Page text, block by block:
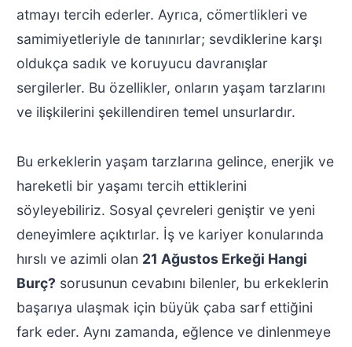
atmayı tercih ederler. Ayrıca, cömertlikleri ve
samimiyetleriyle de tanınırlar; sevdiklerine karşı
oldukça sadık ve koruyucu davranışlar
sergilerler. Bu özellikler, onların yaşam tarzlarını
ve ilişkilerini şekillendiren temel unsurlardır.
Bu erkeklerin yaşam tarzlarına gelince, enerjik ve
hareketli bir yaşamı tercih ettiklerini
söyleyebiliriz. Sosyal çevreleri geniştir ve yeni
deneyimlere açıktırlar. İş ve kariyer konularında
hırslı ve azimli olan 21 Ağustos Erkeği Hangi
Burç? sorusunun cevabını bilenler, bu erkeklerin
başarıya ulaşmak için büyük çaba sarf ettiğini
fark eder. Aynı zamanda, eğlence ve dinlenmeye